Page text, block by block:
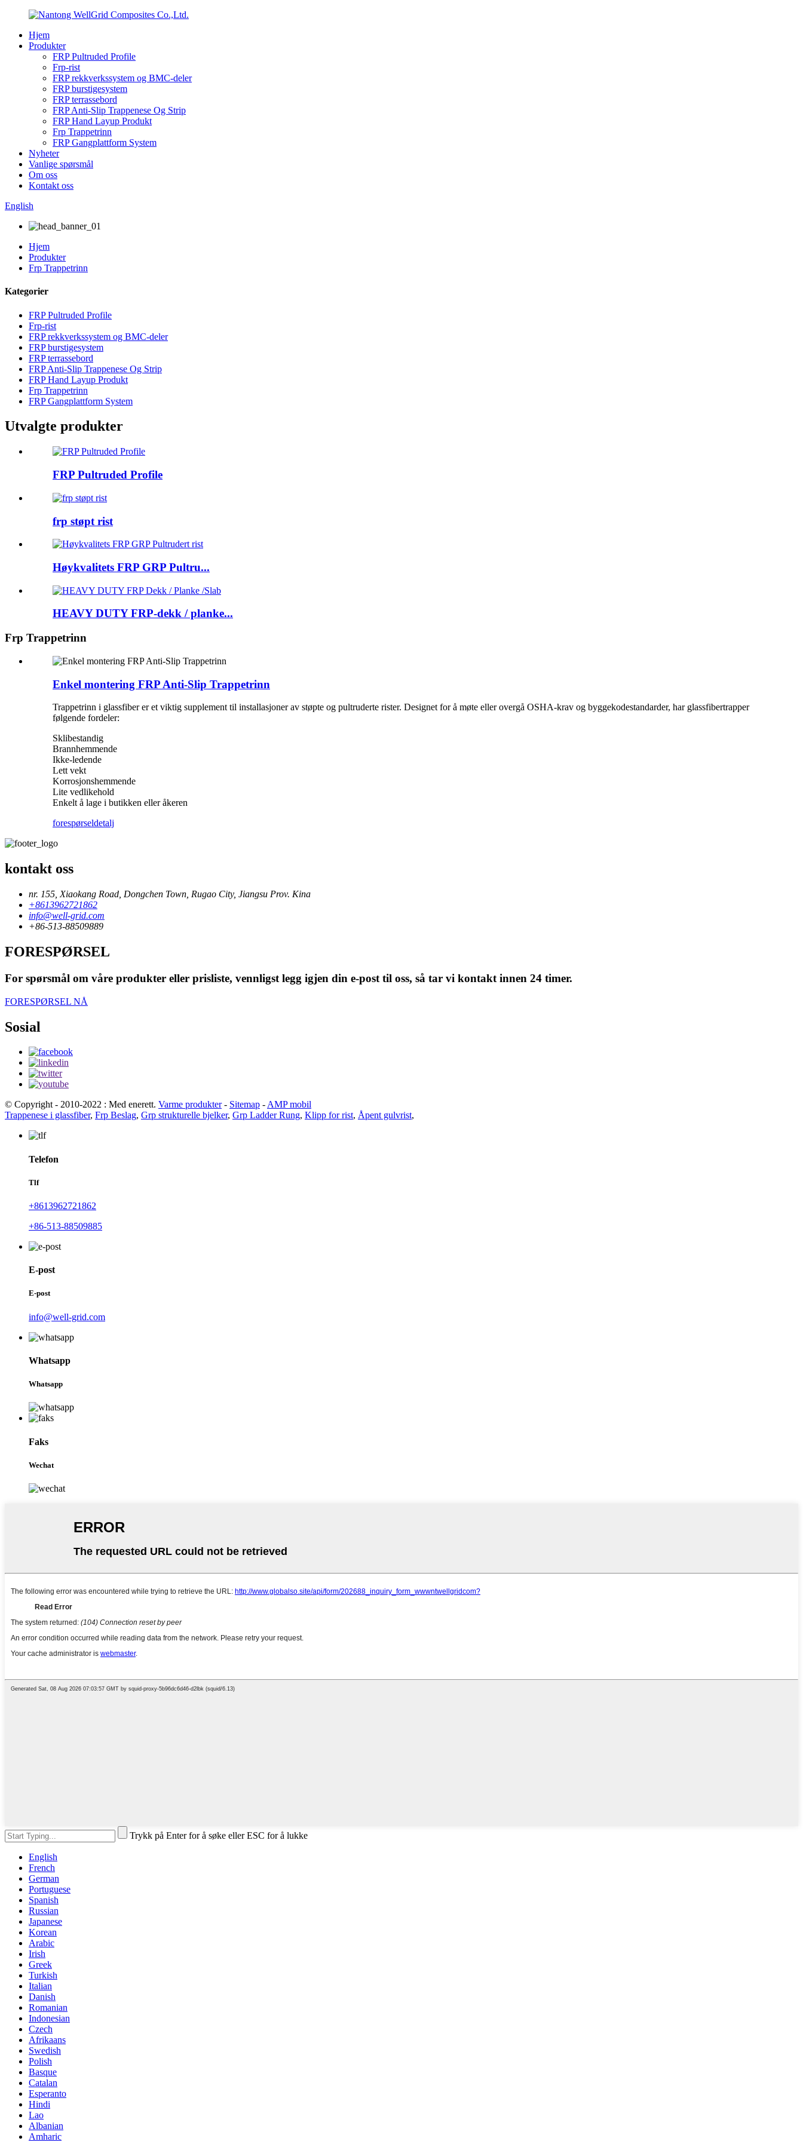
Hjem
Produkter
FRP Pultruded Profile
Frp-rist
FRP rekkverkssystem og BMC-deler
FRP burstigesystem
FRP terrassebord
FRP Anti-Slip Trappenese Og Strip
FRP Hand Layup Produkt
Frp Trappetrinn
FRP Gangplattform System
Nyheter
Vanlige spørsmål
Om oss
Kontakt oss
English
Hjem
Produkter
Frp Trappetrinn
Kategorier
FRP Pultruded Profile
Frp-rist
FRP rekkverkssystem og BMC-deler
FRP burstigesystem
FRP terrassebord
FRP Anti-Slip Trappenese Og Strip
FRP Hand Layup Produkt
Frp Trappetrinn
FRP Gangplattform System
Utvalgte produkter
FRP Pultruded Profile
frp støpt rist
Høykvalitets FRP GRP Pultru...
HEAVY DUTY FRP-dekk / planke...
Frp Trappetrinn
Enkel montering FRP Anti-Slip Trappetrinn
Trappetrinn i glassfiber er et viktig supplement til installasjoner av støpte og pultruderte rister. Designet for å møte eller overgå OSHA-krav og byggekodestandarder, har glassfibertrapper
følgende fordeler:
Sklibestandig
Brannhemmende
Ikke-ledende
Lett vekt
Korrosjonshemmende
Lite vedlikehold
Enkelt å lage i butikken eller åkeren
forespørseldetalj
kontakt oss
nr. 155, Xiaokang Road, Dongchen Town, Rugao City, Jiangsu Prov. Kina
+8613962721862
info@well-grid.com
+86-513-88509889
FORESPØRSEL
For spørsmål om våre produkter eller prisliste, vennligst legg igjen din e-post til oss, så tar vi kontakt innen 24 timer.
FORESPØRSEL NÅ
Sosial
© Copyright - 2010-2022 : Med enerett. Varme produkter- Sitemap -AMP mobil
Trappenese i glassfiber, Frp Beslag, Grp strukturelle bjelker, Grp Ladder Rung, Klipp for rist, Åpent gulvrist,
Telefon
Tlf
+8613962721862
+86-513-88509885
E-post
E-post
info@well-grid.com
Whatsapp
Whatsapp
Faks
Wechat
Trykk på Enter for å søke eller ESC for å lukke
English
French
German
Portuguese
Spanish
Russian
Japanese
Korean
Arabic
Irish
Greek
Turkish
Italian
Danish
Romanian
Indonesian
Czech
Afrikaans
Swedish
Polish
Basque
Catalan
Esperanto
Hindi
Lao
Albanian
Amharic